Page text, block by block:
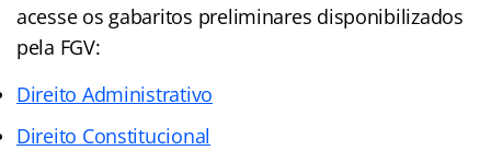
acesse os gabaritos preliminares disponibilizados
pela FGV:
Direito Administrativo
Direito Constitucional